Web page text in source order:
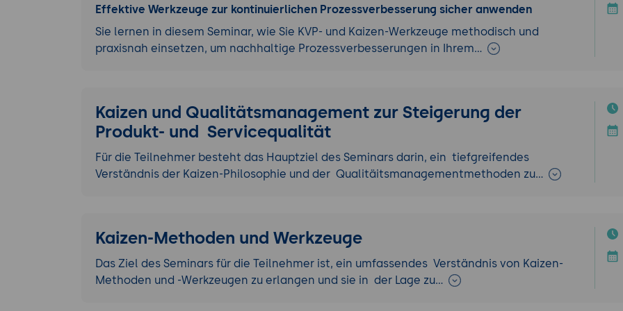
Effektive Werkzeuge zur kontinuierlichen Prozessverbesserung sicher anwenden
Sie lernen in diesem Seminar, wie Sie KVP- und Kaizen-Werkzeuge methodisch und
praxisnah einsetzen, um nachhaltige Prozessverbesserungen in Ihrem…
Kaizen und Qualitätsmanagement zur Steigerung der
Produkt- und Servicequalität
Für die Teilnehmer besteht das Hauptziel des Seminars darin, ein tiefgreifendes
Verständnis der Kaizen-Philosophie und der Qualitäitsmanagementmethoden zu…
Kaizen-Methoden und Werkzeuge
Das Ziel des Seminars für die Teilnehmer ist, ein umfassendes Verständnis von Kaizen-
Methoden und -Werkzeugen zu erlangen und sie in der Lage zu…